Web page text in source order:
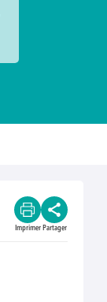
Imprimer Partager